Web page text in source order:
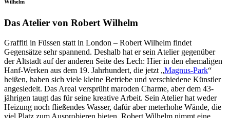
Wilhelm
Das Atelier von Robert Wilhelm
Graffiti in Füssen statt in London – Robert Wilhelm findet
Gegensätze sehr spannend. Deshalb hat er sein Atelier gegenüber
der Altstadt auf der anderen Seite des Lech: Hier in den ehemaligen
Hanf-Werken aus dem 19. Jahrhundert, die jetzt „Magnus-Park“
heißen, haben sich viele kleine Betriebe und verschiedene Künstler
angesiedelt. Das Areal versprüht maroden Charme, aber dem 43-
jährigen taugt das für seine kreative Arbeit. Sein Atelier hat weder
Heizung noch fließendes Wasser, dafür aber meterhohe Wände, die
viel Platz zum Ausprobieren bieten. Robert Wilhelm nimmt eine